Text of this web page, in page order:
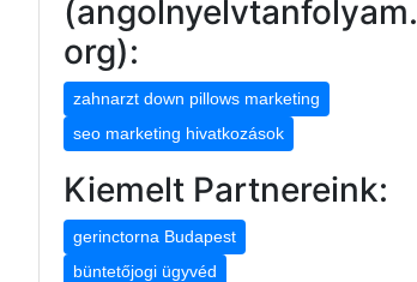
(angolnyelvtanfolyam.
org):
zahnarzt down pillows marketing
seo marketing hivatkozások
Kiemelt Partnereink:
gerinctorna Budapest
büntetőjogi ügyvéd